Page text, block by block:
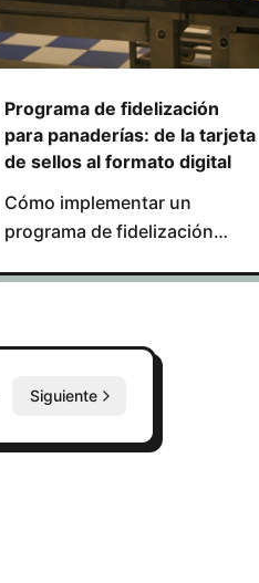
Programa de fidelización
para panaderías: de la tarjeta
de sellos al formato digital
Cómo implementar un
programa de fidelización
funcionamiento, integración
primeros 30 días.
More pages
Siguiente